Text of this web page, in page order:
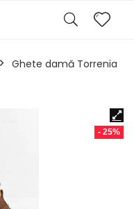
Ghete damă Torrenia
- 25%